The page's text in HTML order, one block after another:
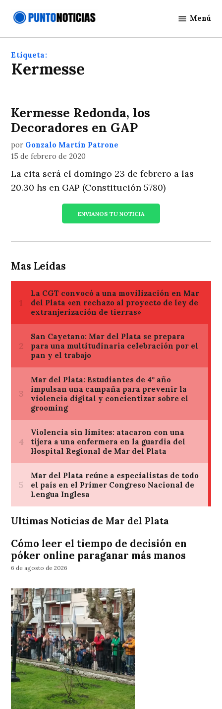
Noticias
Menú
Etiqueta:
kermesse
Kermesse Redonda, los
Decoradores en GAP
por Gonzalo Martín Patrone
15 de febrero de 2020
La cita será el domingo 23 de febrero a las
20.30 hs en GAP (Constitución 5780)
ENVIANOS TU NOTICIA
Mas Leídas
Ultimas Noticias de Mar del Plata
Cómo leer el tiempo de decisión en
póker online paraganar más manos
6 de agosto de 2026